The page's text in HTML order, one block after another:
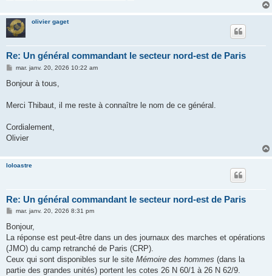
olivier gaget
Re: Un général commandant le secteur nord-est de Paris
M
s
g
mar. janv. 20, 2026 10:22 am
Bonjour à tous,
Merci Thibaut, il me reste à connaître le nom de ce général.
Cordialement,
Olivier
loloastre
Re: Un général commandant le secteur nord-est de Paris
M
s
a
g
mar. janv. 20, 2026 8:31 pm
Bonjour,
La réponse est peut-être dans un des journaux des marches et opérations
(JMO) du camp retranché de Paris (CRP).
Ceux qui sont disponibles sur le site Mémoire des hommes (dans la
partie des grandes unités) portent les cotes 26 N 60/1 à 26 N 62/9.